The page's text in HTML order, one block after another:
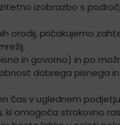
izobrazbo s
orodij, pričakujemo
in govorno) in po
dobrega pisnega
čas v uglednem
ki omogoča strokovno